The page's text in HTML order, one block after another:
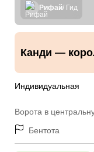
Рифай/ Гид
Канди —
Индивидуальная
Ворота в
Бентота